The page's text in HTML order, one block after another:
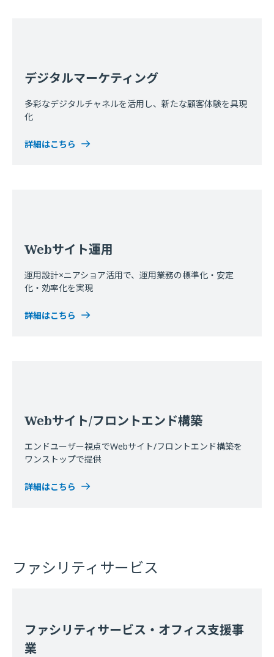
デジタルマーケティング
多彩なデジタルチャネルを活用し、新たな顧客体験を具現
化
詳細はこちら
Webサイト運用
運用設計×ニアショア活用で、運用業務の標準化・安定
化・効率化を実現
詳細はこちら
Webサイト/フロントエンド構築
エンドユーザー視点でWebサイト/フロントエンド構築を
ワンストップで提供
詳細はこちら
ファシリティサービス
ファシリティサービス・オフィス支援事
業